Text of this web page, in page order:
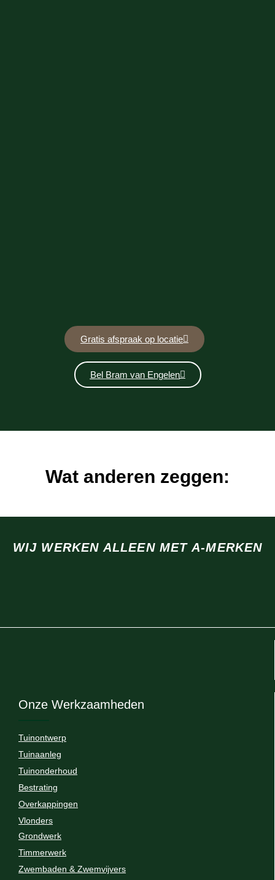
Gratis afspraak op locatie
Bel Bram van Engelen
Wat anderen zeggen:
WIJ WERKEN ALLEEN MET A-MERKEN
Onze Werkzaamheden
Tuinontwerp
Tuinaanleg
Tuinonderhoud
Bestrating
Overkappingen
Vlonders
Grondwerk
Timmerwerk
Zwembaden & Zwemvijvers